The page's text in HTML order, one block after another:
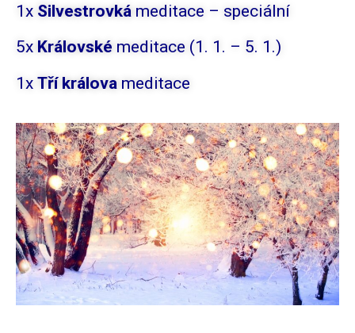
1x Silvestrovká meditace – speciální
5x Královské meditace (1. 1. – 5. 1.)
1x Tří králova meditace